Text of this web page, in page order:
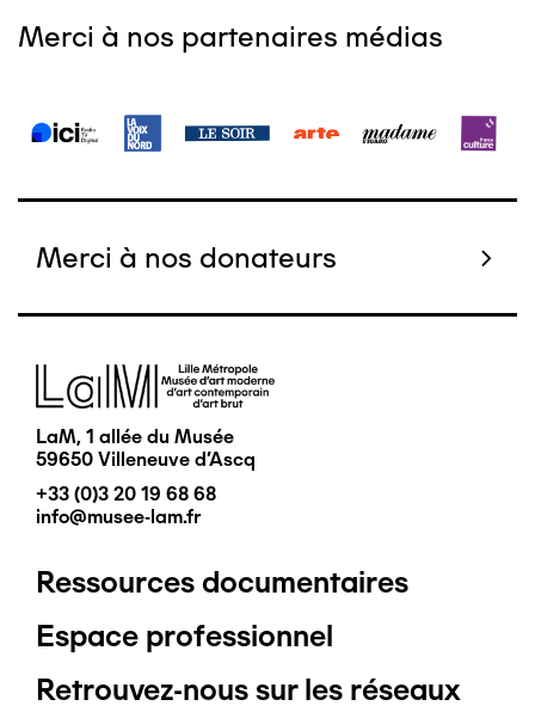
Merci à nos partenaires médias
Merci à nos donateurs
Image
LaM, 1 allée du Musée
59650 Villeneuve d'Ascq
+33 (0)3 20 19 68 68
info@musee-lam.fr
Pied
de
Ressources documentaires
Espace professionnel
Retrouvez-nous sur les réseaux